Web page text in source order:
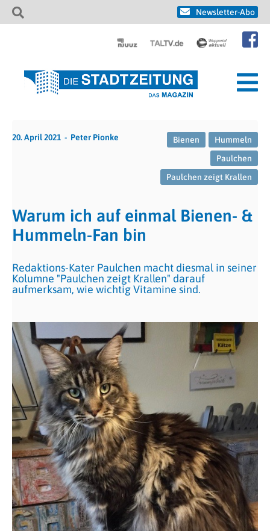
Newsletter-Abo
20. April 2021 Peter Pionke Bienen
Hummeln
Paulchen
Paulchen zeigt Krallen
Warum ich auf einmal Bienen- &
Hummeln-Fan bin
Redaktions-Kater Paulchen macht diesmal in seiner
Kolumne "Paulchen zeigt Krallen" darauf
aufmerksam, wie wichtig Vitamine sind.